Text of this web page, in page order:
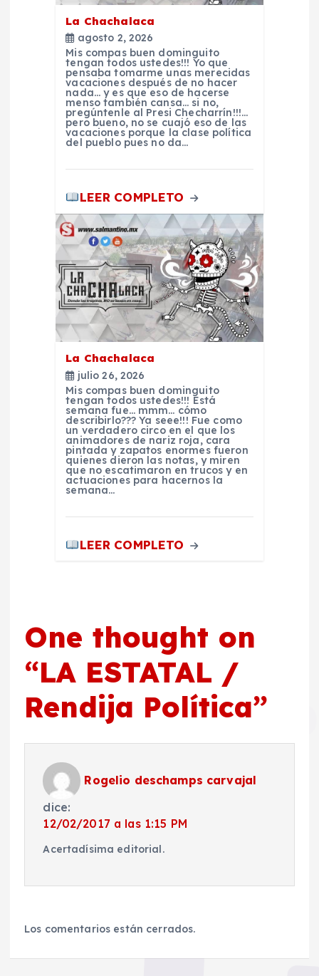
La Chachalaca
agosto 2, 2026
Mis compas buen dominguito
tengan todos ustedes!!! Yo que
pensaba tomarme unas merecidas
vacaciones después de no hacer
nada… y es que eso de hacerse
menso también cansa… si no,
pregúntenle al Presi Checharrín!!!…
pero bueno, no se cuajó eso de las
vacaciones porque la clase política
del pueblo pues no da…
LEER COMPLETO
La Chachalaca
julio 26, 2026
Mis compas buen dominguito
tengan todos ustedes!!! Está
semana fue… mmm… cómo
describirlo??? Ya seee!!! Fue como
un verdadero circo en el que los
animadores de nariz roja, cara
pintada y zapatos enormes fueron
quienes dieron las notas, y miren
que no escatimaron en trucos y en
actuaciones para hacernos la
semana…
LEER COMPLETO
One thought on
“LA ESTATAL /
Rendija Política”
Rogelio deschamps carvajal
dice:
12/02/2017 a las 1:15 PM
Acertadísima editorial.
Los comentarios están cerrados.